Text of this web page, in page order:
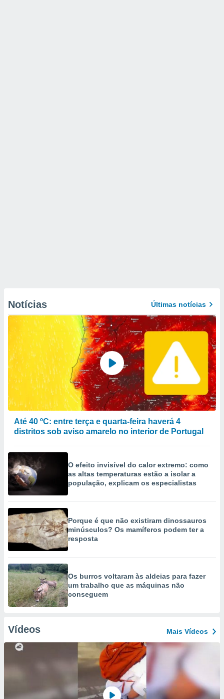
Notícias Últimas notícias
Até 40 ºC: entre terça e quarta-feira haverá 4
distritos sob aviso amarelo no interior de Portugal
O efeito invisível do calor extremo: como
as altas temperaturas estão a isolar a
população, explicam os especialistas
Porque é que não existiram dinossauros
minúsculos? Os mamíferos podem ter a
resposta
Os burros voltaram às aldeias para fazer
um trabalho que as máquinas não
conseguem
Vídeos Mais Vídeos